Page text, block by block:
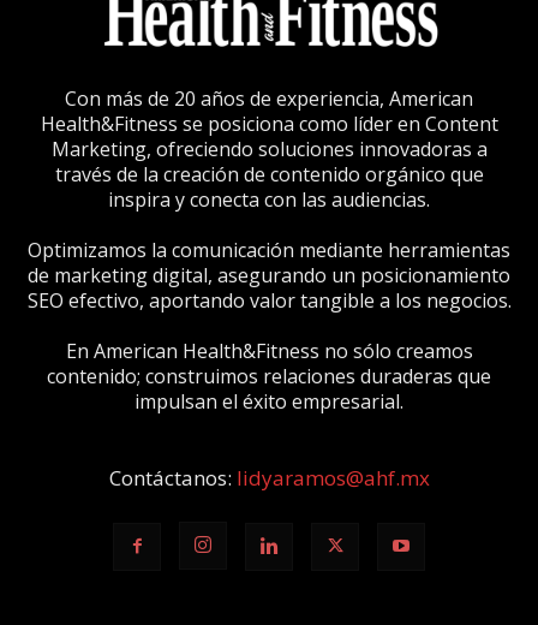
Con más de 20 años de experiencia, American
Health&Fitness se posiciona como líder en Content
Marketing, ofreciendo soluciones innovadoras a
través de la creación de contenido orgánico que
inspira y conecta con las audiencias.
Optimizamos la comunicación mediante herramientas
de marketing digital, asegurando un posicionamiento
SEO efectivo, aportando valor tangible a los negocios.
En American Health&Fitness no sólo creamos
contenido; construimos relaciones duraderas que
impulsan el éxito empresarial.
Contáctanos: lidyaramos@ahf.mx